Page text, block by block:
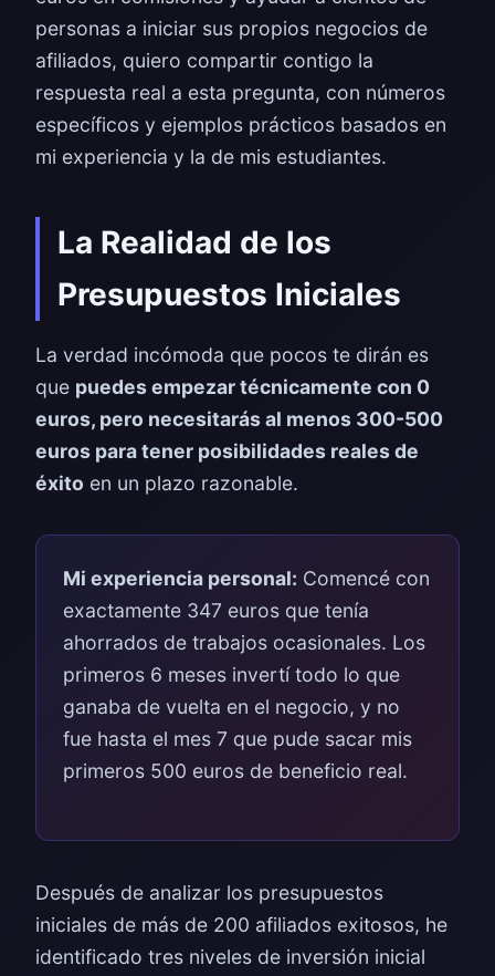
personas a iniciar sus propios negocios de
afiliados, quiero compartir contigo la
respuesta real a esta pregunta, con números
específicos y ejemplos prácticos basados en
mi experiencia y la de mis estudiantes.
La Realidad de los
Presupuestos Iniciales
La verdad incómoda que pocos te dirán es
que puedes empezar técnicamente con 0
euros, pero necesitarás al menos 300-500
euros para tener posibilidades reales de
éxito en un plazo razonable.
Mi experiencia personal: Comencé con
exactamente 347 euros que tenía
ahorrados de trabajos ocasionales. Los
primeros 6 meses invertí todo lo que
ganaba de vuelta en el negocio, y no
fue hasta el mes 7 que pude sacar mis
primeros 500 euros de beneficio real.
Después de analizar los presupuestos
iniciales de más de 200 afiliados exitosos, he
identificado tres niveles de inversión inicial